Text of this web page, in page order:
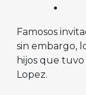
Famosos
sin embargo,
hijos que
Lopez.